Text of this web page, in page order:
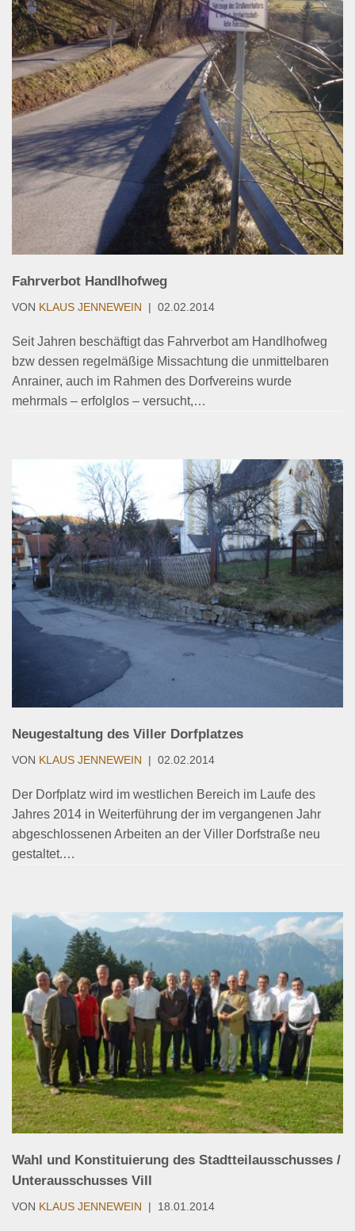
Fahrverbot Handlhofweg
VON KLAUS JENNEWEIN 02.02.2014
Seit Jahren beschäftigt das Fahrverbot am Handlhofweg
bzw dessen regelmäßige Missachtung die unmittelbaren
Anrainer, auch im Rahmen des Dorfvereins wurde
mehrmals – erfolglos – versucht,…
Neugestaltung des Viller Dorfplatzes
VON KLAUS JENNEWEIN 02.02.2014
Der Dorfplatz wird im westlichen Bereich im Laufe des
Jahres 2014 in Weiterführung der im vergangenen Jahr
abgeschlossenen Arbeiten an der Viller Dorfstraße neu
gestaltet.…
Wahl und Konstituierung des Stadtteilausschusses /
Unterausschusses Vill
VON KLAUS JENNEWEIN 18.01.2014